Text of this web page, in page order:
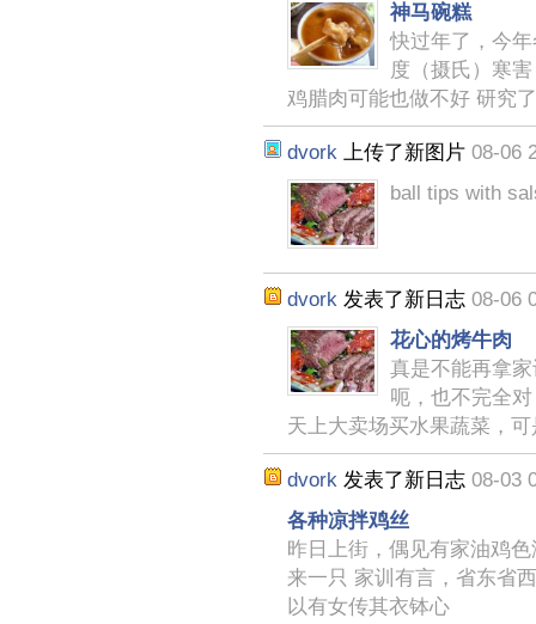
神马碗糕
快过年了，今
度（摄氏）寒
鸡腊肉可能也做不好 研究
dvork 上传了新图片 08-06
ball tips with
dvork 发表了新日志 08-06
花心的烤牛肉
真是不能再拿
呃，也不完全
天上大卖场买水果蔬菜，
dvork 发表了新日志 08-03
各种凉拌鸡丝
昨日上街，偶见有家油鸡
来一只 家训有言，省东省
以有女传其衣钵心